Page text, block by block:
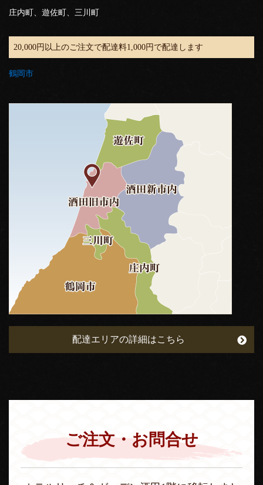
庄内町、遊佐町、三川町
20,000円以上のご注文で配達料1,000円で配達します
鶴岡市
配達エリアの詳細はこちら
ご注文・お問合せ